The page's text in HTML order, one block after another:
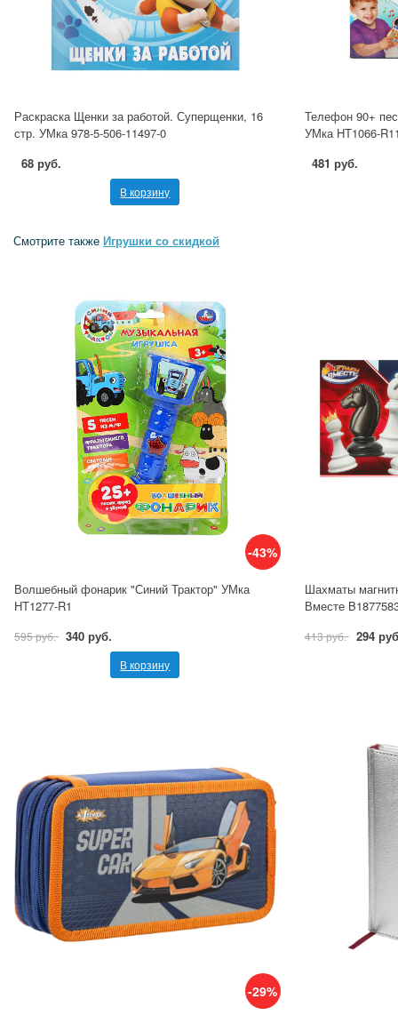
Раскраска Щенки за работой. Суперщенки, 16
стр. УМка 978-5-506-11497-0
68 руб.
В корзину
Телефон 90+
УМка HT1066-
481 руб.
Смотрите также Игрушки со скидкой
-43%
Волшебный фонарик "Синий Трактор" УМка
HT1277-R1
595 руб. 340 руб.
В корзину
Шахматы
Вместе
413 руб. 294
-29%